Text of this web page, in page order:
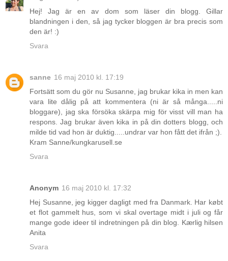
Hej! Jag är en av dom som läser din blogg. Gillar
blandningen i den, så jag tycker bloggen är bra precis som
den är! :)
Svara
sanne 16 maj 2010 kl. 17:19
Fortsätt som du gör nu Susanne, jag brukar kika in men kan
vara lite dålig på att kommentera (ni är så många.....ni
bloggare), jag ska försöka skärpa mig för visst vill man ha
respons. Jag brukar även kika in på din dotters blogg, och
milde tid vad hon är duktig.....undrar var hon fått det ifrån ;).
Kram Sanne/kungkarusell.se
Svara
Anonym 16 maj 2010 kl. 17:32
Hej Susanne, jeg kigger dagligt med fra Danmark. Har købt
et flot gammelt hus, som vi skal overtage midt i juli og får
mange gode ideer til indretningen på din blog. Kærlig hilsen
Anita
Svara